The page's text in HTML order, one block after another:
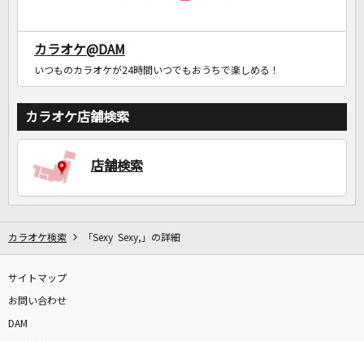
カラオケ@DAM
いつものカラオケが24時間いつでもおうちで楽しめる！
カラオケ店舗検索
店舗検索
カラオケ検索 「Sexy Sexy,」の詳細
サイトマップ
お問い合わせ
DAM